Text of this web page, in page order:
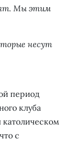
Мы этим
несут
период
клуба
с